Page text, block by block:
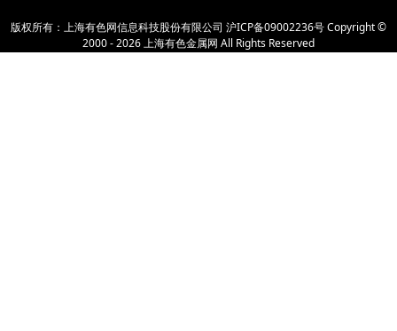
版权所有：上海有色网信息科技股份有限公司 沪ICP备09002236号Copyright ©
2000 -2026上海有色金属网 All Rights Reserved